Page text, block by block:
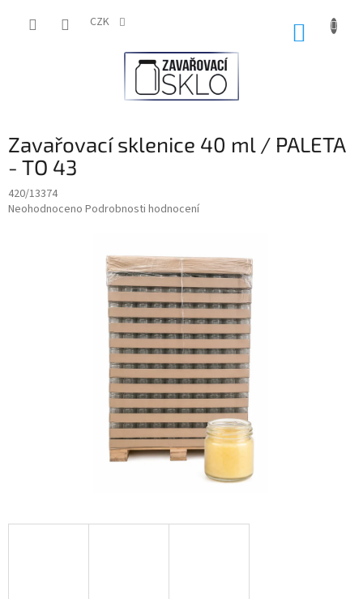
CZK
Zavařovací sklenice 40 ml / PALETA
- TO 43
420/13374
Průměrné
Neohodnoceno Podrobnosti hodnocení